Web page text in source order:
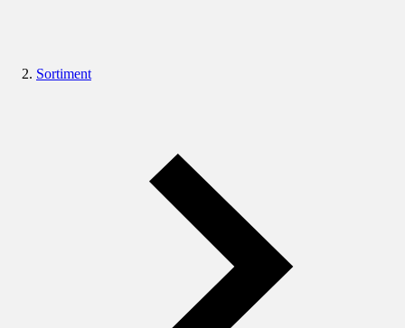
Sortiment